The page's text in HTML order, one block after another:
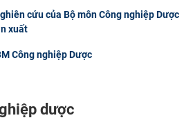
cứu của Bộ môn Công nghiệp Dược
xuất
Công nghiệp Dược
dược